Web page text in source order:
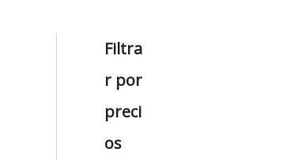
Filtra
r por
preci
os